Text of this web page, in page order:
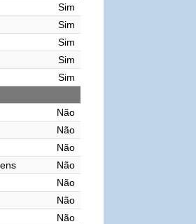
Sim
Sim
Sim
Sim
Sim
Não
Não
Não
Não
Não
Não
Não